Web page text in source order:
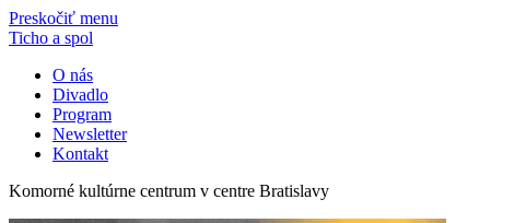
Preskočiť menu
Ticho a spol
O nás
Divadlo
Program
Newsletter
Kontakt
Komorné kultúrne centrum v centre Bratislavy